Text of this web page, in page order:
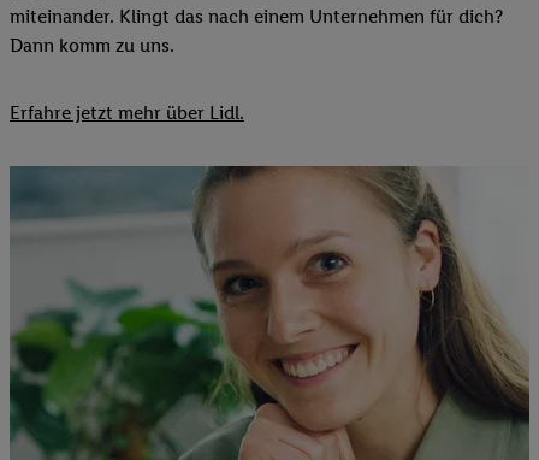
miteinander. Klingt das nach einem Unternehmen für dich?
Dann komm zu uns.​
Erfahre jetzt mehr über Lidl.